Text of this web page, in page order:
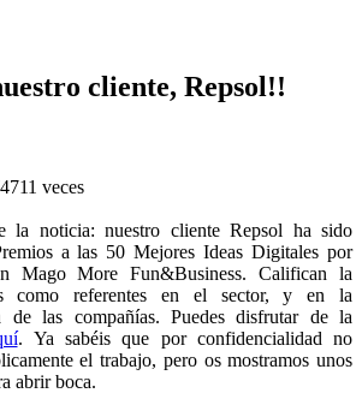
cliente, Repsol!!
veces
la noticia: nuestro cliente Repsol ha sido
a las 50 Mejores Ideas Digitales por
Mago More Fun&Business. Califican la
como referentes en el sector, y en la
de las compañías. Puedes disfrutar de la
. Ya sabéis que por confidencialidad no
el trabajo, pero os mostramos unos
abrir boca.